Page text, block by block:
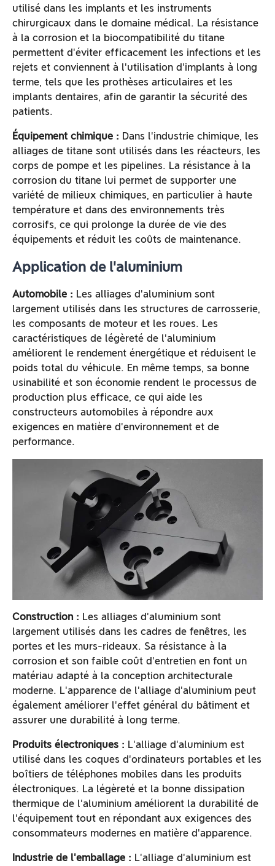
utilisé dans les implants et les instruments
chirurgicaux dans le domaine médical. La résistance
à la corrosion et la biocompatibilité du titane
permettent d'éviter efficacement les infections et les
rejets et conviennent à l'utilisation d'implants à long
terme, tels que les prothèses articulaires et les
implants dentaires, afin de garantir la sécurité des
patients.
Équipement chimique : Dans l'industrie chimique, les
alliages de titane sont utilisés dans les réacteurs, les
corps de pompe et les pipelines. La résistance à la
corrosion du titane lui permet de supporter une
variété de milieux chimiques, en particulier à haute
température et dans des environnements très
corrosifs, ce qui prolonge la durée de vie des
équipements et réduit les coûts de maintenance.
Application de l'aluminium
Automobile : Les alliages d'aluminium sont
largement utilisés dans les structures de carrosserie,
les composants de moteur et les roues. Les
caractéristiques de légèreté de l'aluminium
améliorent le rendement énergétique et réduisent le
poids total du véhicule. En même temps, sa bonne
usinabilité et son économie rendent le processus de
production plus efficace, ce qui aide les
constructeurs automobiles à répondre aux
exigences en matière d'environnement et de
performance.
Construction : Les alliages d'aluminium sont
largement utilisés dans les cadres de fenêtres, les
portes et les murs-rideaux. Sa résistance à la
corrosion et son faible coût d'entretien en font un
matériau adapté à la conception architecturale
moderne. L'apparence de l'alliage d'aluminium peut
également améliorer l'effet général du bâtiment et
assurer une durabilité à long terme.
Produits électroniques : L'alliage d'aluminium est
utilisé dans les coques d'ordinateurs portables et les
boîtiers de téléphones mobiles dans les produits
électroniques. La légèreté et la bonne dissipation
thermique de l'aluminium améliorent la durabilité de
l'équipement tout en répondant aux exigences des
consommateurs modernes en matière d'apparence.
Industrie de l'emballage : L'alliage d'aluminium est